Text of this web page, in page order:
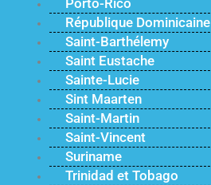
République Dominicaine
Saint-Barthélemy
Saint Eustache
Sainte-Lucie
Sint Maarten
Saint-Martin
Saint-Vincent
Suriname
Trinidad et Tobago